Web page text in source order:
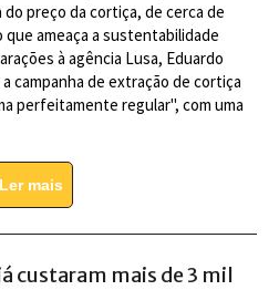
preço da cortiça, de cerca de
ameaça a sustentabilidade
à agência Lusa, Eduardo
campanha de extração de cortiça
perfeitamente regular", com uma
Ler mais
custaram mais de 3 mil